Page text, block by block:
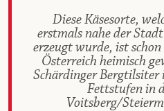
Diese Käsesorte,
erstmals nahe der
erzeugt wurde, ist
Österreich heimisch
Schärdinger Bergtilsiter
Fettstufen in
Voitsberg/